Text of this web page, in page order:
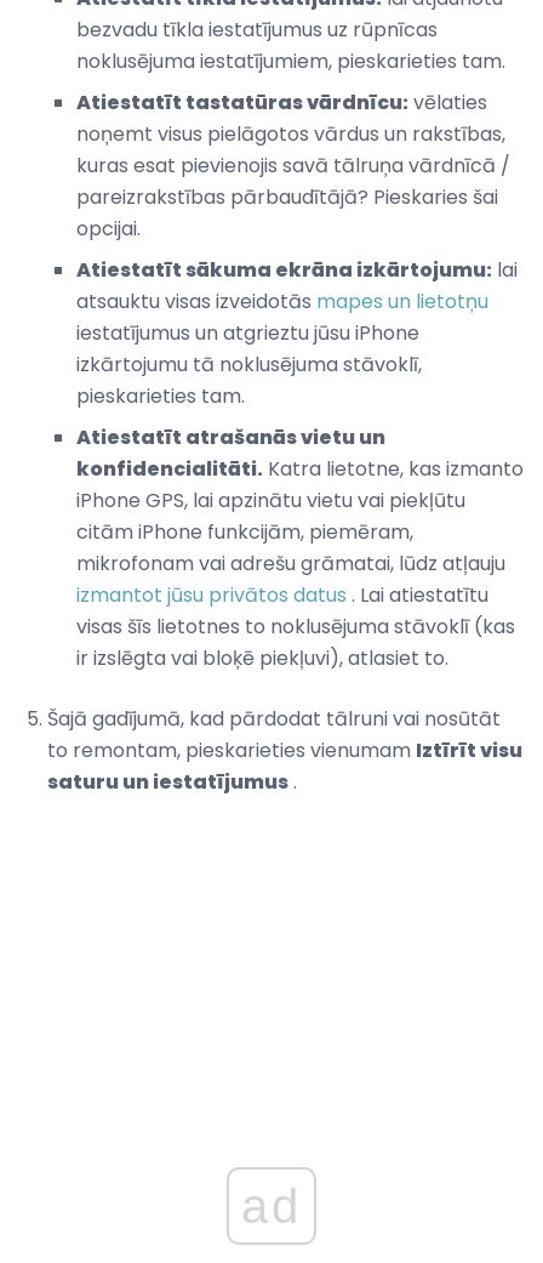
bezvadu tīkla iestatījumus uz rūpnīcas
noklusējuma iestatījumiem, pieskarieties tam.
Atiestatīt tastatūras vārdnīcu: vēlaties
noņemt visus pielāgotos vārdus un rakstības,
kuras esat pievienojis savā tālruņa vārdnīcā /
pareizrakstības pārbaudītājā? Pieskaries šai
opcijai.
Atiestatīt sākuma ekrāna izkārtojumu: lai
atsauktu visas izveidotās mapes un lietotņu
iestatījumus un atgrieztu jūsu iPhone
izkārtojumu tā noklusējuma stāvoklī,
pieskarieties tam.
Atiestatīt atrašanās vietu un
konfidencialitāti. Katra lietotne, kas izmanto
iPhone GPS, lai apzinātu vietu vai piekļūtu
citām iPhone funkcijām, piemēram,
mikrofonam vai adrešu grāmatai, lūdz atļauju
izmantot jūsu privātos datus . Lai atiestatītu
visas šīs lietotnes to noklusējuma stāvoklī (kas
ir izslēgta vai bloķē piekļuvi), atlasiet to.
Šajā gadījumā, kad pārdodat tālruni vai nosūtāt
to remontam, pieskarieties vienumam Iztīrīt visu
saturu un iestatījumus.
ad